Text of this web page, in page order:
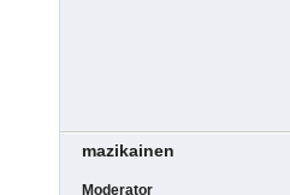
mazikainen
Moderator